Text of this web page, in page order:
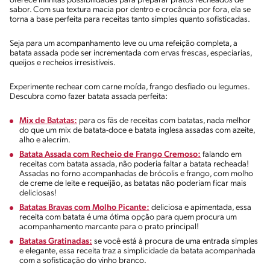
sabor. Com sua textura macia por dentro e crocância por fora, ela se
torna a base perfeita para receitas tanto simples quanto sofisticadas.
Seja para um acompanhamento leve ou uma refeição completa, a
batata assada pode ser incrementada com ervas frescas, especiarias,
queijos e recheios irresistíveis.
Experimente rechear com carne moída, frango desfiado ou legumes.
Descubra como fazer batata assada perfeita:
Mix de Batatas: para os fãs de receitas com batatas, nada melhor
do que um mix de batata-doce e batata inglesa assadas com azeite,
alho e alecrim.
Batata Assada com Recheio de Frango Cremoso: falando em
receitas com batata assada, não poderia faltar a batata recheada!
Assadas no forno acompanhadas de brócolis e frango, com molho
de creme de leite e requeijão, as batatas não poderiam ficar mais
deliciosas!
Batatas Bravas com Molho Picante: deliciosa e apimentada, essa
receita com batata é uma ótima opção para quem procura um
acompanhamento marcante para o prato principal!
Batatas Gratinadas: se você está à procura de uma entrada simples
e elegante, essa receita traz a simplicidade da batata acompanhada
com a sofisticação do vinho branco.